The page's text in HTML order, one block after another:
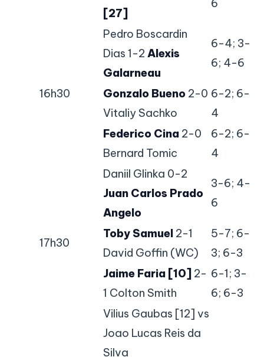
16h30
[27]
6
Pedro Boscardin
Dias 1-2 Alexis
Galarneau
6-4; 3-
6; 4-6
Gonzalo Bueno 2-0
Vitaliy Sachko
6-2; 6-
4
Federico Cina 2-0
Bernard Tomic
6-2; 6-
4
Daniil Glinka 0-2
Juan Carlos Prado
Angelo
3-6; 4-
6
17h30
Toby Samuel 2-1
David Goffin (WC)
5-7; 6-
3; 6-3
Jaime Faria [10] 2-
1 Colton Smith
6-1; 3-
6; 6-3
Vilius Gaubas [12] vs
Joao Lucas Reis da
Silva